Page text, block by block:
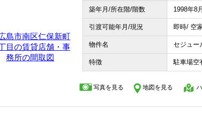
築年月/所在階/階数 1998年8
引渡可能年月/現況 即時/ 空
物件名 セジュー
特徴 駐車場空
写真を見る 地図を見る